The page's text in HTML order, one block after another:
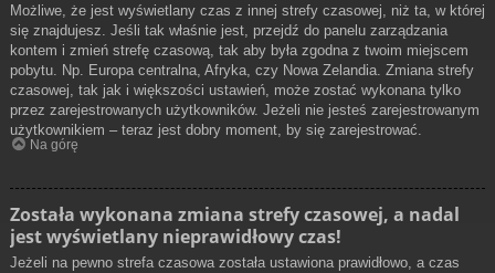
Możliwe, że jest wyświetlany czas z innej strefy czasowej, niż ta, w której
się znajdujesz. Jeśli tak właśnie jest, przejdź do panelu zarządzania
kontem i zmień strefę czasową, tak aby była zgodna z twoim miejscem
pobytu. Np. Europa centralna, Afryka, czy Nowa Zelandia. Zmiana strefy
czasowej, tak jak i większości ustawień, może zostać wykonana tylko
przez zarejestrowanych użytkowników. Jeżeli nie jesteś zarejestrowanym
użytkownikiem – teraz jest dobry moment, by się zarejestrować.
Na górę
Została wykonana zmiana strefy czasowej, a nadal
jest wyświetlany nieprawidłowy czas!
Jeżeli na pewno strefa czasowa została ustawiona prawidłowo, a czas